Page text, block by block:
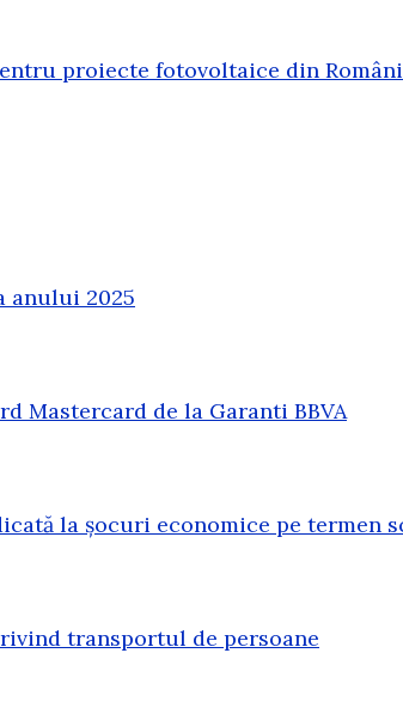
proiecte fotovoltaice din
anului 2025
Mastercard de la Garanti BBVA
la șocuri economice pe termen
transportul de persoane